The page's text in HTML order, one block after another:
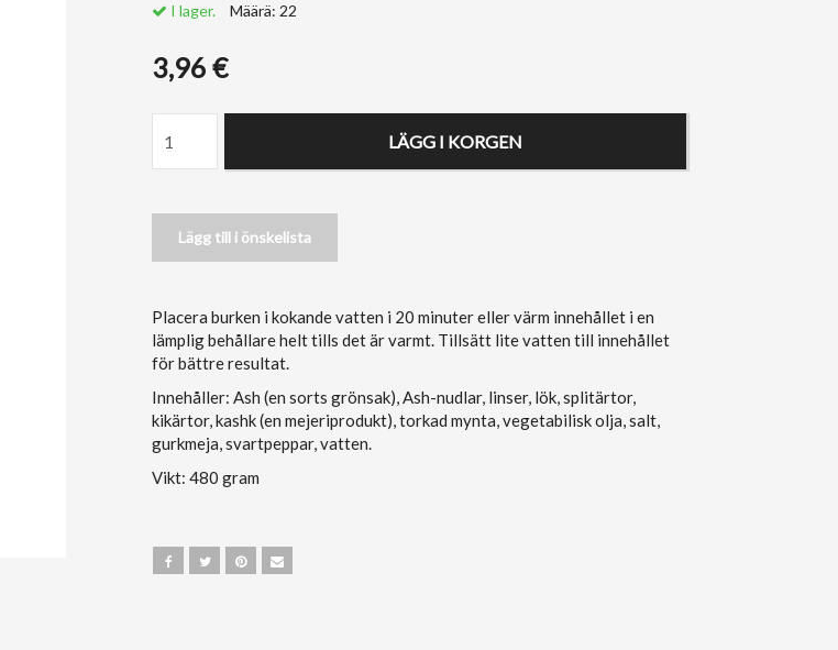
I lager. Määrä: 22
3,96 €
LÄGG I KORGEN
Lägg till i önskelista
Placera burken i kokande vatten i 20 minuter eller värm innehållet i en
lämplig behållare helt tills det är varmt. Tillsätt lite vatten till innehållet
för bättre resultat.
Innehåller: Ash (en sorts grönsak), Ash-nudlar, linser, lök, splitärtor,
kikärtor, kashk (en mejeriprodukt), torkad mynta, vegetabilisk olja, salt,
gurkmeja, svartpeppar, vatten.
Vikt: 480 gram